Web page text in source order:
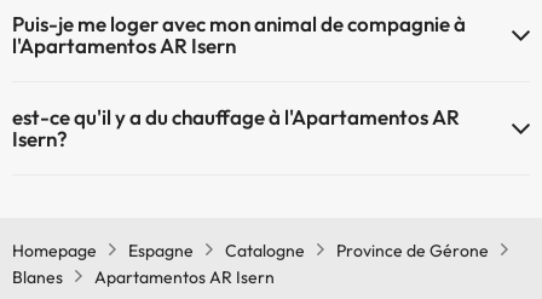
Puis-je me loger avec mon animal de compagnie à
l'Apartamentos AR Isern
pas admis.
est-ce qu'il y a du chauffage à l'Apartamentos AR
Isern?
Homepage
Espagne Catalogne
Province de Gérone
Blanes
Apartamentos AR Isern